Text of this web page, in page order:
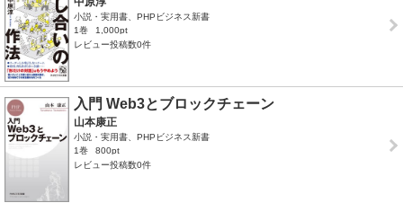
小説・実用書、PHPビジネス新書
1巻
1,000pt
レビュー投稿数0件
入門 Web3とブロックチェーン
山本康正
小説・実用書、PHPビジネス新書
1巻
800pt
レビュー投稿数0件